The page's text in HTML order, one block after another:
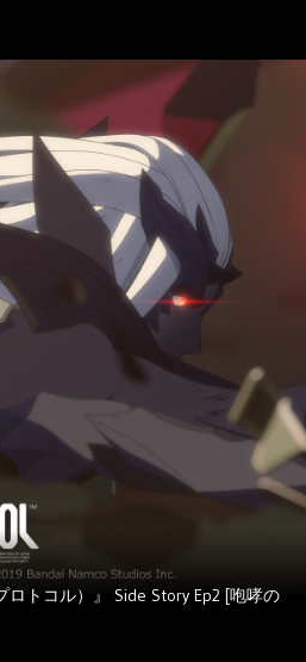
プロトコル）』 Side Story Ep2 [咆哮の